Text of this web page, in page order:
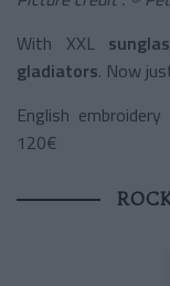
With XXL
gladiators. Now
English embroidery
120€